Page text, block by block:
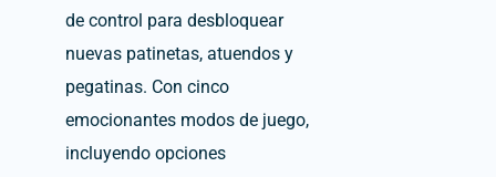
de control para desbloquear
nuevas patinetas, atuendos y
pegatinas. Con cinco
emocionantes modos de juego,
incluyendo opciones